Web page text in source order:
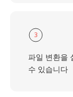
3
파일 변환을
수 있습니다